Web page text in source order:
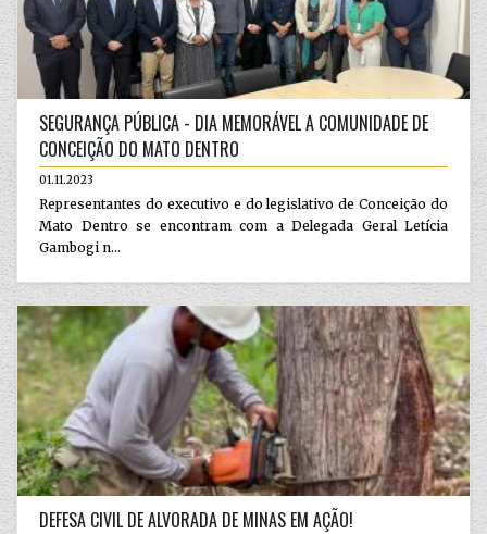
SEGURANÇA PÚBLICA - DIA MEMORÁVEL A COMUNIDADE DE
CONCEIÇÃO DO MATO DENTRO
01.11.2023
Representantes do executivo e do legislativo de Conceição do
Mato Dentro se encontram com a Delegada Geral Letícia
Gambogi n...
DEFESA CIVIL DE ALVORADA DE MINAS EM AÇÃO!